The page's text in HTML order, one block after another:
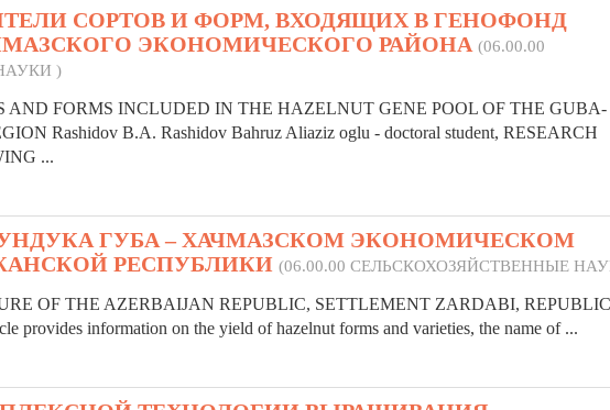
СОРТОВ И ФОРМ, ВХОДЯЩИХ В ГЕНОФОНД
ЭКОНОМИЧЕСКОГО РАЙОНА (06.00.00
)
AND FORMS INCLUDED IN THE HAZELNUT GENE POOL OF THE GUBA-
Rashidov B.A. Rashidov Bahruz Aliaziz oglu - doctoral student, RESEARCH
...
ГУБА – ХАЧМАЗСКОМ ЭКОНОМИЧЕСКОМ
РЕСПУБЛИКИ (06.00.00 СЕЛЬСКОХОЗЯЙСТВЕННЫЕ
OF THE AZERBAIJAN REPUBLIC, SETTLEMENT ZARDABI,
provides information on the yield of hazelnut forms and varieties, the name of ...